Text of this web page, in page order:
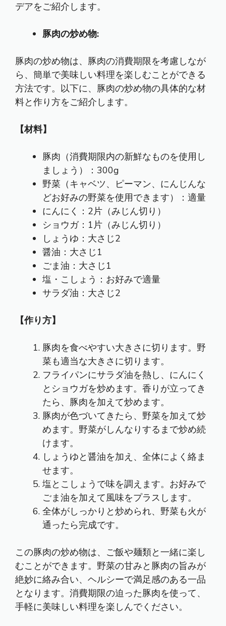
デアをご紹介します。
豚肉の炒め物:
豚肉の炒め物は、豚肉の消費期限を考慮しなが
ら、簡単で美味しい料理を楽しむことができる
方法です。以下に、豚肉の炒め物の具体的な材
料と作り方をご紹介します。
【材料】
豚肉（消費期限内の新鮮なものを使用し
ましょう）：300g
野菜（キャベツ、ピーマン、にんじんな
どお好みの野菜を使用できます）：適量
にんにく：2片（みじん切り）
ショウガ：1片（みじん切り）
しょうゆ：大さじ2
醤油：大さじ1
ごま油：大さじ1
塩・こしょう：お好みで適量
サラダ油：大さじ2
【作り方】
豚肉を食べやすい大きさに切ります。野
菜も適当な大きさに切ります。
フライパンにサラダ油を熱し、にんにく
とショウガを炒めます。香りが立ってき
たら、豚肉を加えて炒めます。
豚肉が色づいてきたら、野菜を加えて炒
めます。野菜がしんなりするまで炒め続
けます。
しょうゆと醤油を加え、全体によく絡ま
せます。
塩とこしょうで味を調えます。お好みで
ごま油を加えて風味をプラスします。
全体がしっかりと炒められ、野菜も火が
通ったら完成です。
この豚肉の炒め物は、ご飯や麺類と一緒に楽し
むことができます。野菜の甘みと豚肉の旨みが
絶妙に絡み合い、ヘルシーで満足感のある一品
となります。消費期限の迫った豚肉を使って、
手軽に美味しい料理を楽しんでください。